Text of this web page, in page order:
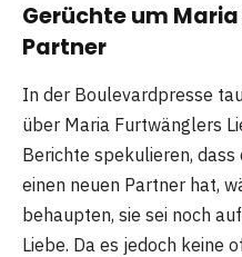
Gerüchte um
Partner
In der Boulevardpresse
über Maria Furtwänglers
Berichte spekulieren,
einen neuen Partner hat,
behaupten, sie sei noch
Liebe. Da es jedoch keine